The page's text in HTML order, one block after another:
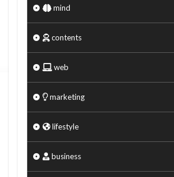
mind
contents
web
marketing
lifestyle
business